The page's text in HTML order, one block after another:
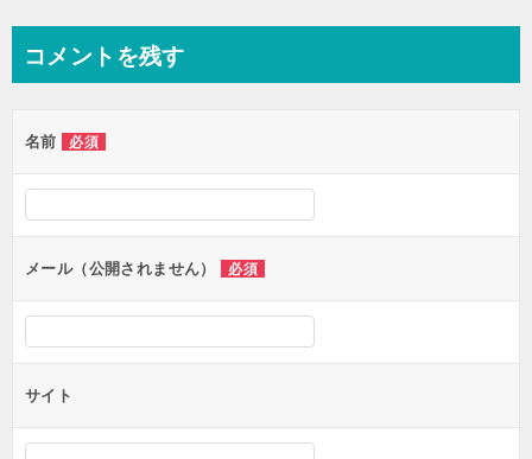
ビ
ー
シ
ョ
ン
コメントを残す
名前 必須
メール（公開されません） 必須
サイト